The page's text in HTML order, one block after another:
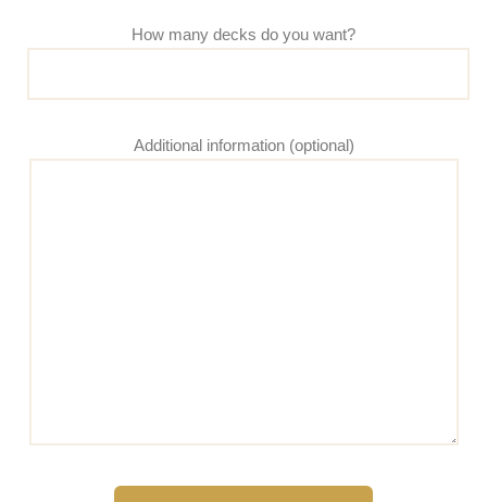
How many decks do you want?
Additional information (optional)